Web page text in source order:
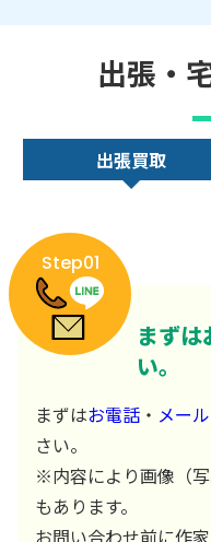
出張・
出張買取
Step01
まず
い。
まずはお電話 ・ メール
さい。
※内容により画像（
もあります。
お問い合わせ前に作